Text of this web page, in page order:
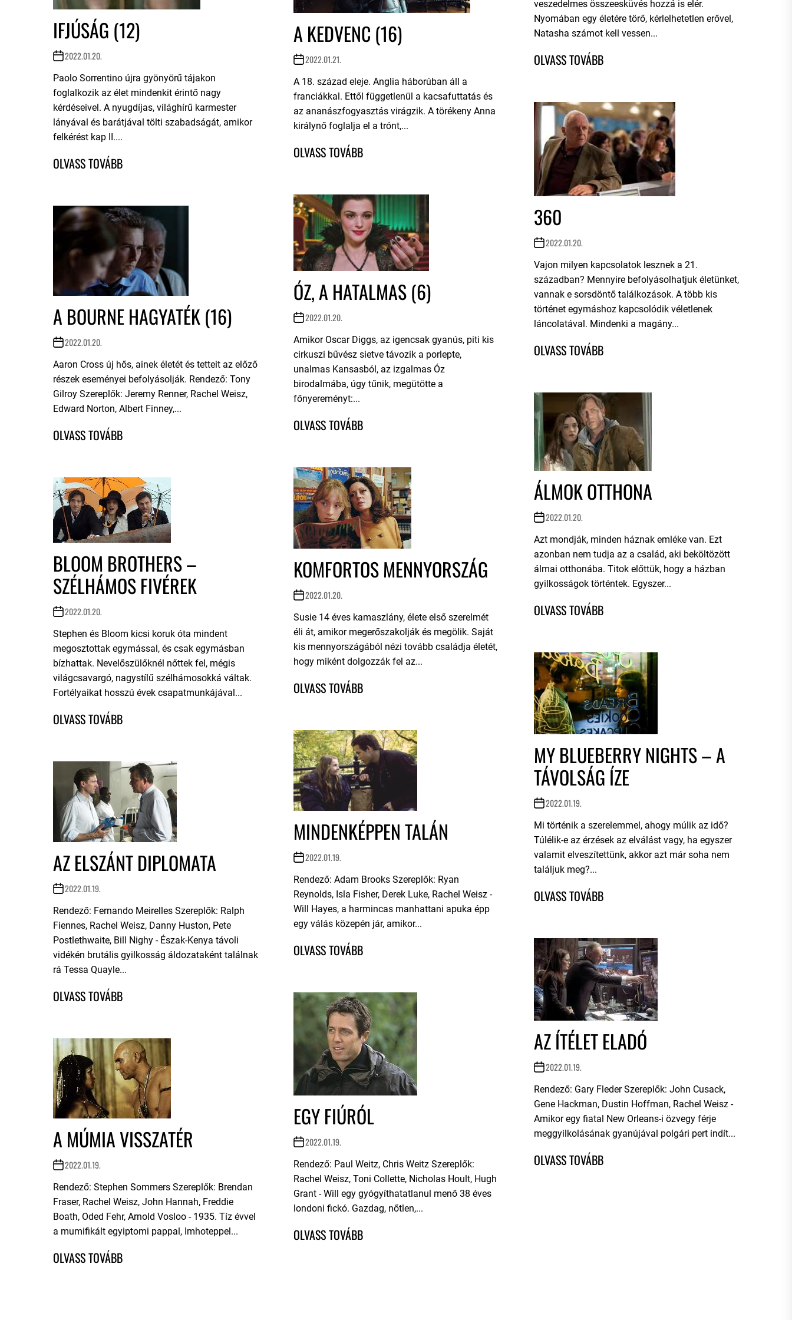
veszedelmes összeesküvés hozzá is elér.
Nyomában egy életére törő, kérlelhetetlen erővel,
Natasha számot kell vessen...
A KEDVENC (16)
2022.01.21.
A 18. század eleje. Anglia háborúban áll a
franciákkal. Ettől függetlenül a kacsafuttatás és
az ananászfogyasztás virágzik. A törékeny Anna
királynő foglalja el a trónt,...
IFJÚSÁG (12)
2022.01.20.
Paolo Sorrentino újra gyönyörű tájakon
foglalkozik az élet mindenkit érintő nagy
kérdéseivel. A nyugdíjas, világhírű karmester
lányával és barátjával tölti szabadságát, amikor
felkérést kap II....
360
2022.01.20.
Vajon milyen kapcsolatok lesznek a 21.
században? Mennyire befolyásolhatjuk életünket,
vannak e sorsdöntő találkozások. A több kis
történet egymáshoz kapcsolódik véletlenek
láncolatával. Mindenki a magány...
ÓZ, A HATALMAS (6)
2022.01.20.
Amikor Oscar Diggs, az igencsak gyanús, piti kis
cirkuszi bűvész sietve távozik a porlepte,
unalmas Kansasból, az izgalmas Óz
birodalmába, úgy tűnik, megütötte a
főnyereményt:...
A BOURNE HAGYATÉK (16)
2022.01.20.
Aaron Cross új hős, ainek életét és tetteit az előző
részek eseményei befolyásolják. Rendező: Tony
Gilroy Szereplők: Jeremy Renner, Rachel Weisz,
Edward Norton, Albert Finney,...
ÁLMOK OTTHONA
2022.01.20.
Azt mondják, minden háznak emléke van. Ezt
azonban nem tudja az a család, aki beköltözött
álmai otthonába. Titok előttük, hogy a házban
gyilkosságok történtek. Egyszer...
KOMFORTOS MENNYORSZÁG
2022.01.20.
Susie 14 éves kamaszlány, élete első szerelmét
éli át, amikor megerőszakolják és megölik. Saját
kis mennyországából nézi tovább családja életét,
hogy miként dolgozzák fel az...
BLOOM BROTHERS –
SZÉLHÁMOS FIVÉREK
2022.01.20.
Stephen és Bloom kicsi koruk óta mindent
megosztottak egymással, és csak egymásban
bízhattak. Nevelőszülőknél nőttek fel, mégis
világcsavargó, nagystílű szélhámosokká váltak.
Fortélyaikat hosszú évek csapatmunkájával...
MY BLUEBERRY NIGHTS – A
TÁVOLSÁG ÍZE
2022.01.19.
Mi történik a szerelemmel, ahogy múlik az idő?
Túlélik-e az érzések az elválást vagy, ha egyszer
valamit elveszítettünk, akkor azt már soha nem
találjuk meg?...
MINDENKÉPPEN TALÁN
2022.01.19.
Rendező: Adam Brooks Szereplők: Ryan
Reynolds, Isla Fisher, Derek Luke, Rachel Weisz -
Will Hayes, a harmincas manhattani apuka épp
egy válás közepén jár, amikor...
AZ ELSZÁNT DIPLOMATA
2022.01.19.
Rendező: Fernando Meirelles Szereplők: Ralph
Fiennes, Rachel Weisz, Danny Huston, Pete
Postlethwaite, Bill Nighy - Észak-Kenya távoli
vidékén brutális gyilkosság áldozataként találnak
rá Tessa Quayle...
AZ ÍTÉLET ELADÓ
2022.01.19.
Rendező: Gary Fleder Szereplők: John Cusack,
Gene Hackman, Dustin Hoffman, Rachel Weisz -
Amikor egy fiatal New Orleans-i özvegy férje
meggyilkolásának gyanújával polgári pert indít...
EGY FIÚRÓL
2022.01.19.
Rendező: Paul Weitz, Chris Weitz Szereplők:
Rachel Weisz, Toni Collette, Nicholas Hoult, Hugh
Grant - Will egy gyógyíthatatlanul menő 38 éves
londoni fickó. Gazdag, nőtlen,...
A MÚMIA VISSZATÉR
2022.01.19.
Rendező: Stephen Sommers Szereplők: Brendan
Fraser, Rachel Weisz, John Hannah, Freddie
Boath, Oded Fehr, Arnold Vosloo - 1935. Tíz évvel
a mumifikált egyiptomi pappal, Imhoteppel...